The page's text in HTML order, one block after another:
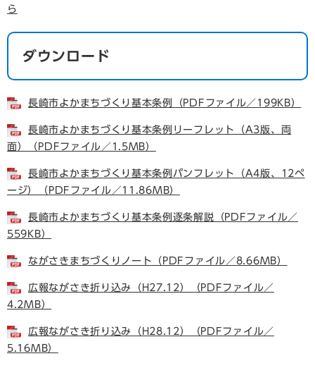
ら
ダウンロード
長崎市よかまちづくり基本条例（PDFファイル／199KB）
長崎市よかまちづくり基本条例リーフレット（A3版、両
面）（PDFファイル／1.5MB）
長崎市よかまちづくり基本条例パンフレット（A4版、12ペ
ージ）（PDFファイル／11.86MB）
長崎市よかまちづくり基本条例逐条解説（PDFファイル／
559KB）
ながさきまちづくりノート（PDFファイル／8.66MB）
広報ながさき折り込み（H27.12）（PDFファイル／
4.2MB）
広報ながさき折り込み（H28.12）（PDFファイル／
5.16MB）